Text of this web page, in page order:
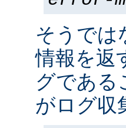
そうでは
情報を返
グである
がログ収